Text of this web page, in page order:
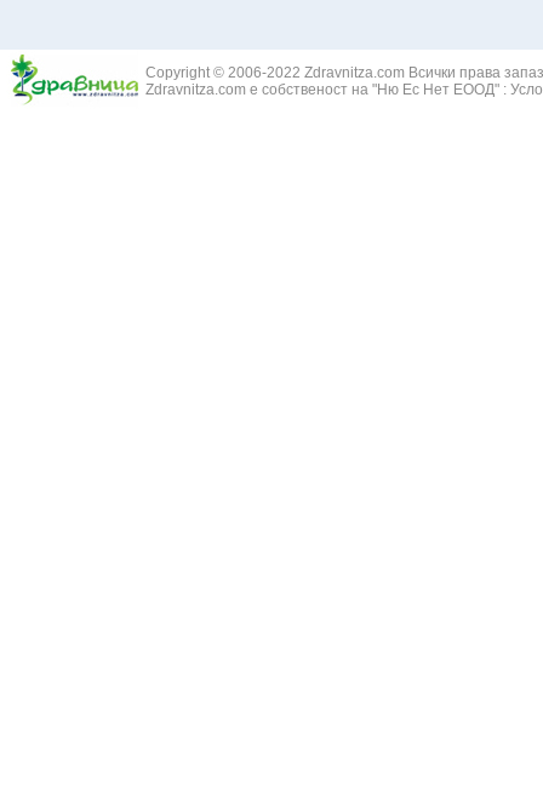
Copyright © 2006-2022 Zdravnitza.com Всички права
Zdravnitza.com е собственост на "Ню Ес Нет ЕООД" :